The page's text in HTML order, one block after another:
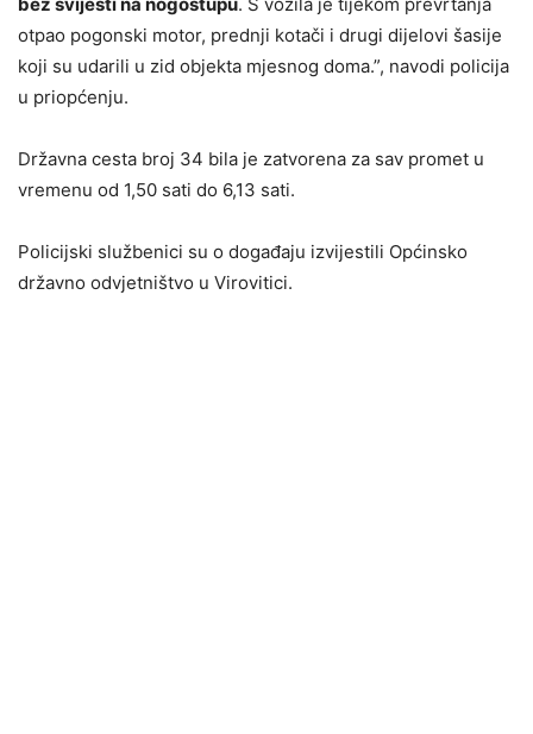
otpao pogonski motor, prednji kotači i drugi dijelovi šasije
koji su udarili u zid objekta mjesnog doma.”, navodi policija
u priopćenju.
Državna cesta broj 34 bila je zatvorena za sav promet u
vremenu od 1,50 sati do 6,13 sati.
Policijski službenici su o događaju izvijestili Općinsko
državno odvjetništvo u Virovitici.